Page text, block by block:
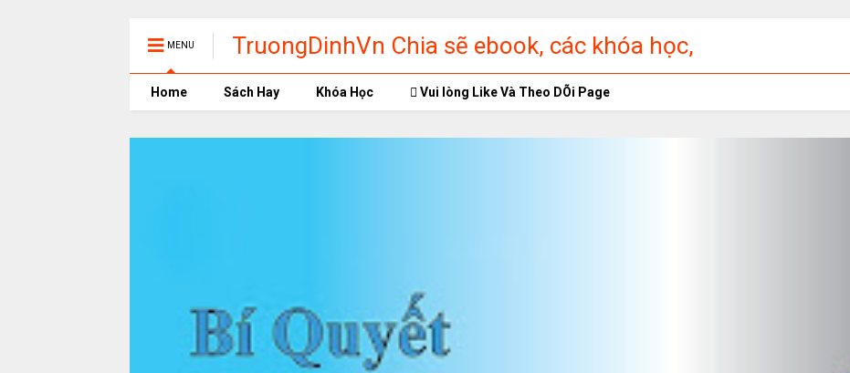
MENU
TruongDinhVn Chia sẽ ebook, các khóa học,
phần mềm học tập miễn phí
Home Sách Hay Khóa Học Vui lòng Like Và Theo DÕi Page